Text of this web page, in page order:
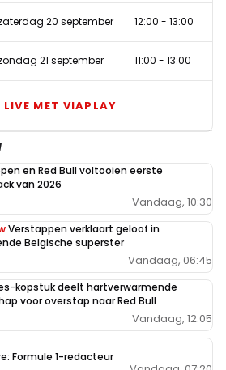
20 september 12:00 - 13:00
21 september 11:00 - 13:00
MET VIAPLAY
en Red Bull voltooien eerste
van 2026
Vandaag, 10:30
Verstappen verklaart geloof in
Belgische superster
Vandaag, 06:45
kopstuk deelt hartverwarmende
voor overstap naar Red Bull
Vandaag, 12:05
Formule 1-redacteur